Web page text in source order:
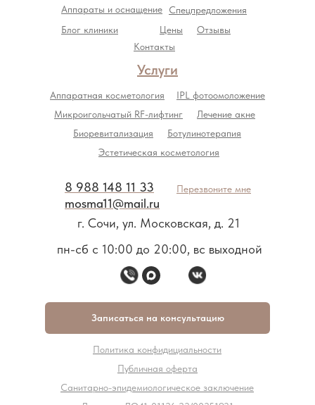
Перезвоните мне
пн-сб с 10:00 до 20:00, вс выходной
г. Сочи, ул. Московская, д. 21
8 988 148 11 33
mosma11@mail.ru
Записаться на консультацию
Аппараты и оснащение
Цены
Спецпредложения
Отзывы
Контакты
Блог клиники
Аппаратная косметология
IPL фотоомоложение
Микроигольчатый RF-лифтинг
Лечение акне
Биоревитализация
Ботулинотерапия
Эстетическая косметология
Услуги
Политика конфидициальности
Публичная оферта
Санитарно-эпидемиологическое заключение